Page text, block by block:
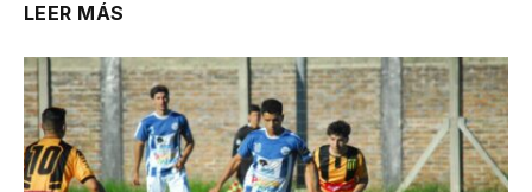
LEER MÁS